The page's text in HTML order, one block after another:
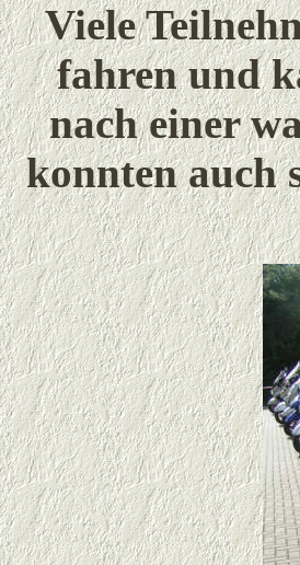
Viele
fahren und
nach einer
konnten auch